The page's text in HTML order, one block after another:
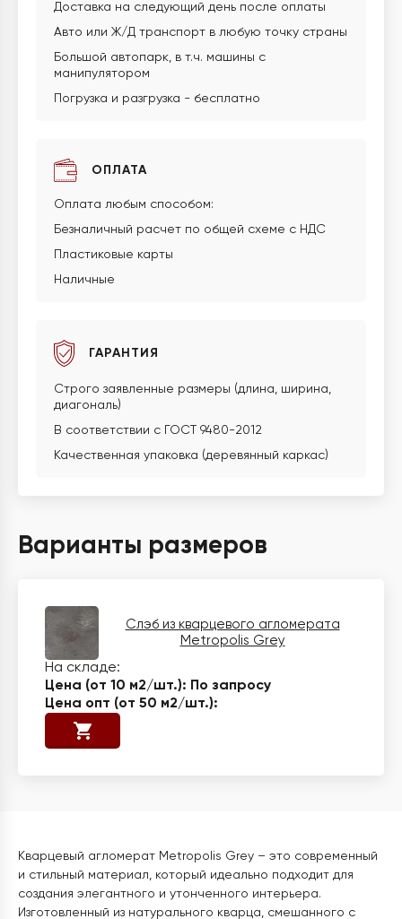
Доставка на следующий день после оплаты
Авто или Ж/Д транспорт в любую точку страны
Большой автопарк, в т.ч. машины с
манипулятором
Погрузка и разгрузка - бесплатно
ОПЛАТА
Оплата любым способом:
Безналичный расчет по общей схеме с НДС
Пластиковые карты
Наличные
ГАРАНТИЯ
Строго заявленные размеры (длина, ширина,
диагональ)
В соответствии с ГОСТ 9480-2012
Качественная упаковка (деревянный каркас)
Варианты размеров
Слэб из кварцевого агломерата
Metropolis Grey
По запросу
Кварцевый агломерат Metropolis Grey – это современный
и стильный материал, который идеально подходит для
создания элегантного и утонченного интерьера.
Изготовленный из натурального кварца, смешанного с